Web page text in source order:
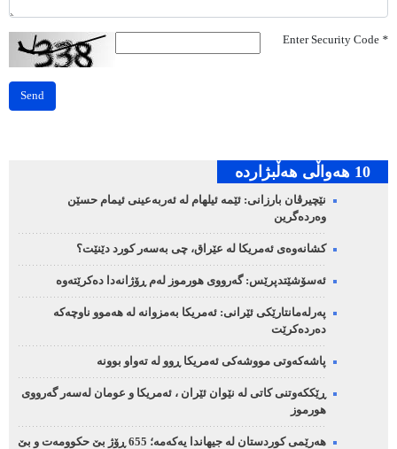
*
Send
10 هه‌واڵی هه‌ڵبژارده‌
نێچیرڤان بارزانی: ئێمە ئیلهام لە ئەربەعینی ئیمام حسێن
وەردەگرین
کشانەوەی ئەمریکا لە عێراق، چی بەسەر کورد دێنێت؟
ئەسۆشێتدپرێس: گەرووی هورموز لەم ڕۆژانەدا دەکرێتەوە
پەرلەمانتارێکی ئێرانی: ئەمریکا بەمزوانە لە هەموو ناوچەکە
دەردەکرێت
پاشەکەوتی مووشەکی ئەمریکا ڕوو لە تەواو بوونە
ڕێککەوتنی کاتی لە نێوان ئێران ، ئەمریکا و عومان لەسەر گەرووی
هورموز
هەرێمی کوردستان لە جیهاندا یەکەمە؛ 655 ڕۆژ بێ حکوومەت و بێ